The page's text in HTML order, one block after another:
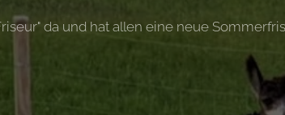
da und hat allen eine neue